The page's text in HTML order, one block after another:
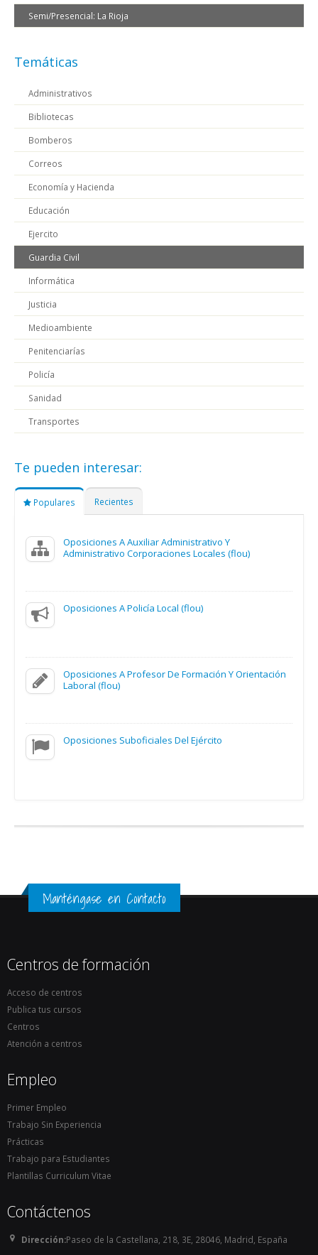
Semi/Presencial: La Rioja
Temáticas
Administrativos
Bibliotecas
Bomberos
Correos
Economía y Hacienda
Educación
Ejercito
Guardia Civil
Informática
Justicia
Medioambiente
Penitenciarías
Policía
Sanidad
Transportes
Te pueden interesar:
Populares Recientes
Oposiciones A Auxiliar Administrativo Y
Administrativo Corporaciones Locales (flou)
Oposiciones A Policía Local (flou)
Oposiciones A Profesor De Formación Y Orientación
Laboral (flou)
Oposiciones Suboficiales Del Ejército
Manténgase en Contacto
Centros de formación
Acceso de centros
Publica tus cursos
Centros
Atención a centros
Empleo
Primer Empleo
Trabajo Sin Experiencia
Prácticas
Trabajo para Estudiantes
Plantillas Curriculum Vitae
Contáctenos
Dirección:Paseo de la Castellana, 218, 3E, 28046, Madrid, España